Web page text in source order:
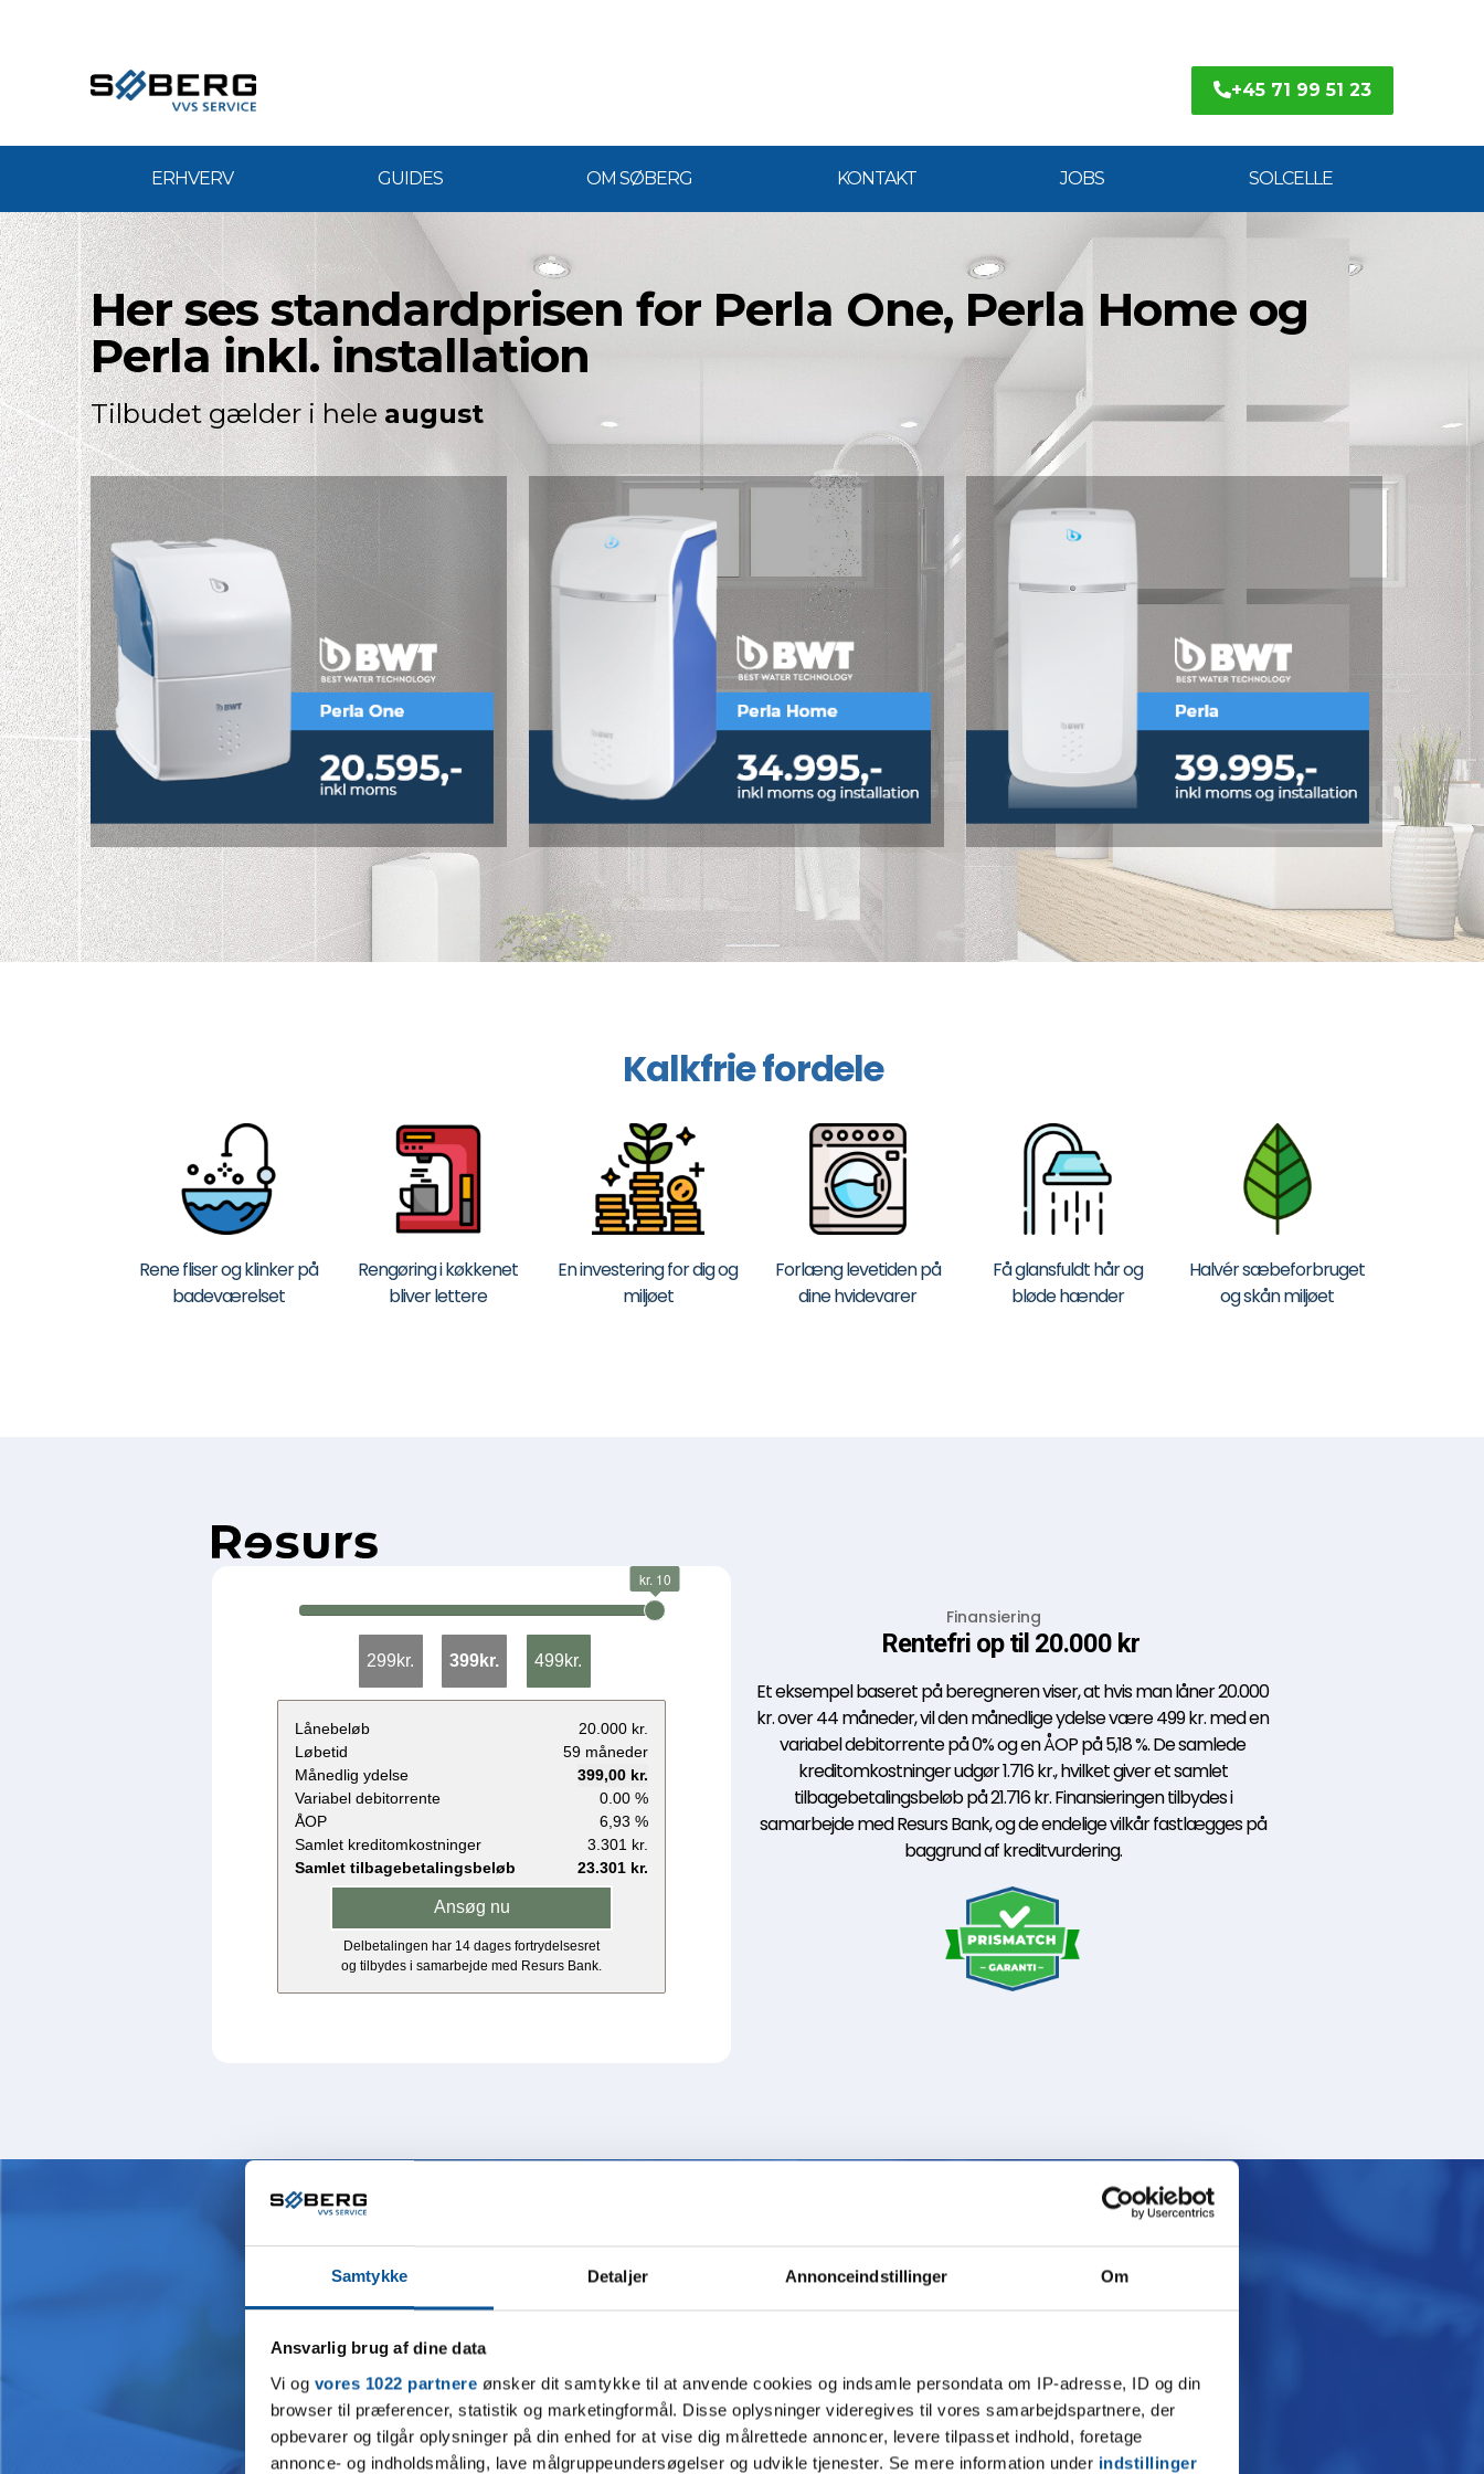
Samtykke Detaljer Annonceindstillinger Om
Ansvarlig brug af dine data
Vi og vores 1022 partnere ønsker dit samtykke til at anvende cookies og indsamle persondata om IP-adresse, ID og din
browser til præferencer, statistik og marketingformål. Disse oplysninger videregives til vores samarbejdspartnere, der
opbevarer og tilgår oplysninger på din enhed for at vise dig målrettede annoncer, levere tilpasset indhold, foretage
annonce- og indholdsmåling, lave målgruppeundersøgelser og udvikle tjenester. Se mere information under indstillinger
+45 71 99 51 23
ERHVERV GUIDES OM SØBERG KONTAKT JOBS SOLCELLE
Her ses standardprisen for Perla One, Perla Home og
Perla inkl. installation
Tilbudet gælder i hele august
Kalkfrie fordele
Rene fliser og klinker på
badeværelset
Rengøring i køkkenet
bliver lettere
En investering for dig og
miljøet
Forlæng levetiden på
dine hvidevarer
Få glansfuldt hår og
bløde hænder
Halvér sæbeforbruget
og skån miljøet
Finansiering
Rentefri op til 20.000 kr
Et eksempel baseret på beregneren viser, at hvis man låner 20.000
kr. over 44 måneder, vil den månedlige ydelse være 499 kr. med en
variabel debitorrente på 0% og en ÅOP på 5,18 %. De samlede
kreditomkostninger udgør 1.716 kr., hvilket giver et samlet
tilbagebetalingsbeløb på 21.716 kr. Finansieringen tilbydes i
samarbejde med Resurs Bank, og de endelige vilkår fastlægges på
baggrund af kreditvurdering.
Her ses standardprisen for AQA basic og AQA life
inkl. installation​